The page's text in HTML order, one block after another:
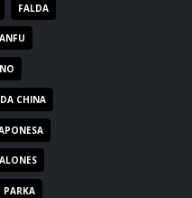
FALDA
CHINA
PARKA